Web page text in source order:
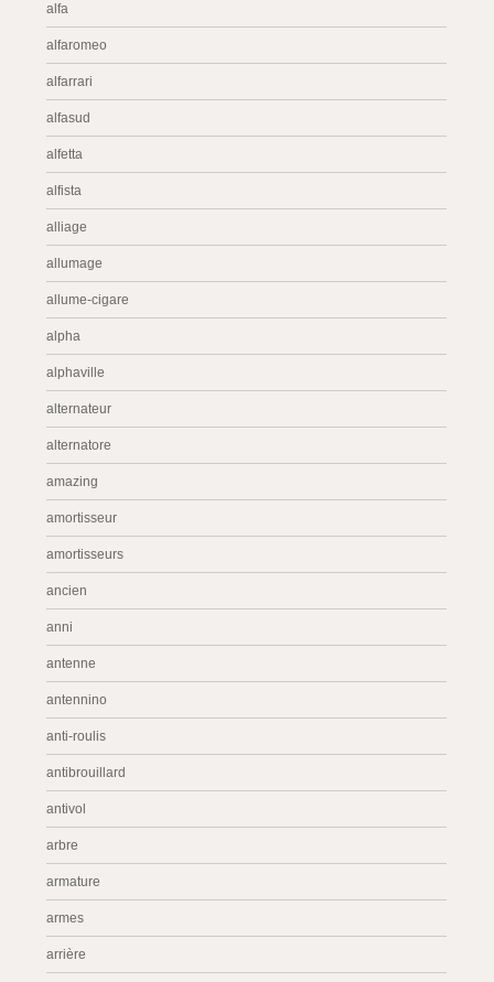
alfa
alfaromeo
alfarrari
alfasud
alfetta
alfista
alliage
allumage
allume-cigare
alpha
alphaville
alternateur
alternatore
amazing
amortisseur
amortisseurs
ancien
anni
antenne
antennino
anti-roulis
antibrouillard
antivol
arbre
armature
armes
arrière